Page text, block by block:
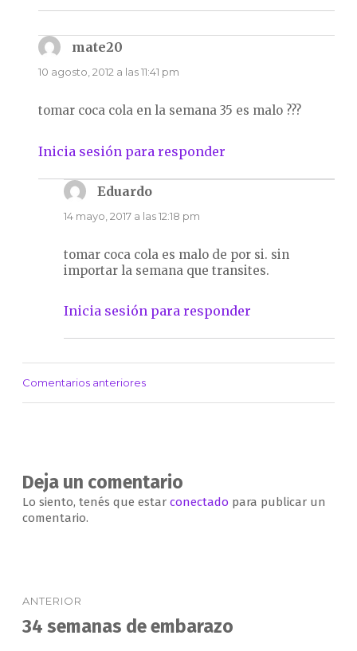
mate20
10 agosto, 2012 a las 11:41 pm
tomar coca cola en la semana 35 es malo ???
Inicia sesión para responder
Eduardo
14 mayo, 2017 a las 12:18 pm
tomar coca cola es malo de por si. sin
importar la semana que transites.
Inicia sesión para responder
Navegación
Comentarios anteriores
Deja un comentario
Lo siento, tenés que estar conectado para publicar un
comentario.
de
ANTERIOR
Entrada
34 semanas de embarazo